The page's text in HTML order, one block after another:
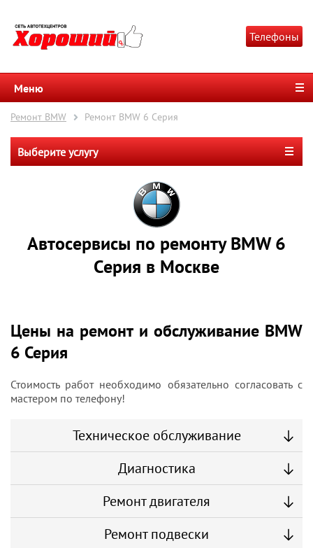
Телефоны
Меню
Ремонт BMW Ремонт BMW 6 Серия
Выберите услугу
Автосервисы по ремонту BMW 6
Серия в Москве
Цены на ремонт и обслуживание BMW
6 Серия
Стоимость работ необходимо обязательно согласовать с
мастером по телефону!
Техническое обслуживание
Диагностика
Ремонт двигателя
Ремонт подвески